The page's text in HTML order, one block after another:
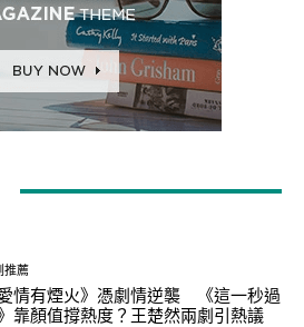
推薦
愛情有煙火》憑劇情逆襲 《這一秒過
靠顏值撐熱度？王楚然兩劇引熱議